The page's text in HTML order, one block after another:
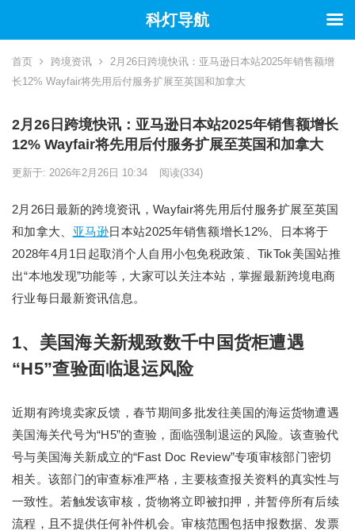
首页 跨境资讯
2月26日跨境快讯：亚马逊日本站2025年销售额增
长12% Wayfair将先用后付服务扩展至英国和加拿大
2月26日跨境快讯：亚马逊日本站2025年销售额增长
12% Wayfair将先用后付服务扩展至英国和加拿大
更新于: 2026年2月26日 10:34 阅读(334)
2月26日最新的跨境资讯，Wayfair将先用后付服务扩展至英国
和加拿大、 亚马逊日本站2025年销售额增长12%、日本将于
2028年4月1日起取消个人自用小包免税政策、TikTok美国站推
出“本地发现”功能等，大家可以关注本站，掌握最新跨境电商
行业每日最新资讯信息。
1、美国海关新规致数千中国货柜遭遇
“H5”查验面临退运风险
近期有跨境卖家反馈，春节期间多批发往美国的海运货物遭遇
美国海关代号为“H5”的查验，面临强制退运的风险。该查验代
号与美国海关新成立的“Fast Doc Review”专项审核部门密切
相关。该部门的审查标准严格，主要核查报关资料的真实性与
一致性。若触发该审核，货物将立即被扣押，并暂停所有后续
流程，且不提供任何补件机会。审核范围包括申报数据、发票
科灯导航